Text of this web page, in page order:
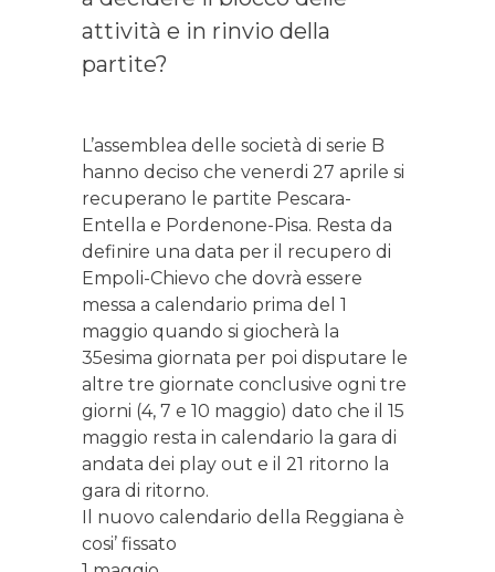
attività e in rinvio della
partite?
L’assemblea delle società di serie B
hanno deciso che venerdi 27 aprile si
recuperano le partite Pescara-
Entella e Pordenone-Pisa. Resta da
definire una data per il recupero di
Empoli-Chievo che dovrà essere
messa a calendario prima del 1
maggio quando si giocherà la
35esima giornata per poi disputare le
altre tre giornate conclusive ogni tre
giorni (4, 7 e 10 maggio) dato che il 15
maggio resta in calendario la gara di
andata dei play out e il 21 ritorno la
gara di ritorno.
Il nuovo calendario della Reggiana è
cosi’ fissato